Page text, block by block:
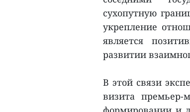
сухопутную
укрепление
является
развитии
В этой связи
визита